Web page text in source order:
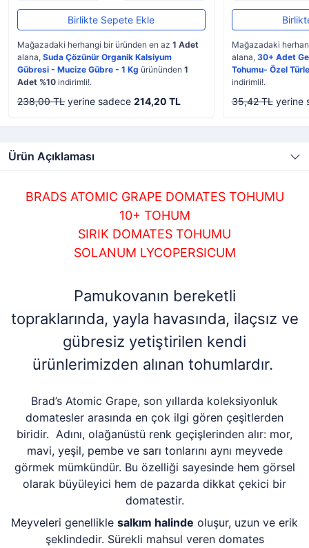
Birlikte Sepete Ekle
Mağazadaki herhangi bir üründen en az 1 Adet
alana, Suda Çözünür Organik Kalsiyum
Gübresi - Mucize Gübre - 1 Kg ürününden 1
Adet %10 indirimli!.
238,00 TL yerine sadece 214,20 TL
Mağazadaki
alana, 30+ Adet
Tohumu- Özel
indirimli!.
35,42 TLyerine
Ürün Açıklaması
BRADS ATOMIC GRAPE DOMATES TOHUMU
10+ TOHUM
SIRIK DOMATES TOHUMU
SOLANUM LYCOPERSICUM
Pamukovanın bereketli
topraklarında, yayla havasında, ilaçsız ve
gübresiz yetiştirilen kendi
ürünlerimizden alınan tohumlardır.
Brad’s Atomic Grape, son yıllarda koleksiyonluk
domatesler arasında en çok ilgi gören çeşitlerden
biridir. Adını, olağanüstü renk geçişlerinden alır: mor,
mavi, yeşil, pembe ve sarı tonlarını aynı meyvede
görmek mümkündür. Bu özelliği sayesinde hem görsel
olarak büyüleyici hem de pazarda dikkat çekici bir
domatestir.
Meyveleri genellikle salkım halinde oluşur, uzun ve erik
şeklindedir. Sürekli mahsul veren domates